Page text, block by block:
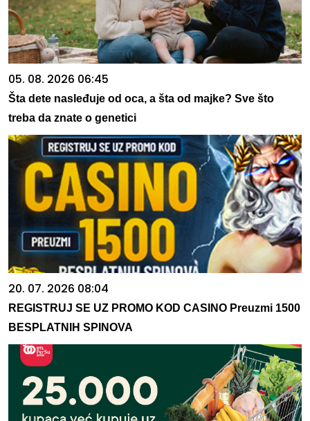
05. 08. 2026 06:45
Šta dete nasleđuje od oca, a šta od majke? Sve što
treba da znate o genetici
20. 07. 2026 08:04
REGISTRUJ SE UZ PROMO KOD CASINO Preuzmi 1500
BESPLATNIH SPINOVA